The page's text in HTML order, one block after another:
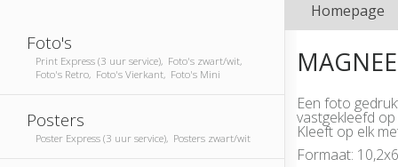
Foto's
Print Express (3 uur service), Foto's zwart/wit,
Foto's Retro, Foto's Vierkant, Foto's Mini
Posters
Poster Express (3 uur service), Posters zwart/wit
Homepage
Een foto
vastgekleefd
Kleeft op elk
Formaat: